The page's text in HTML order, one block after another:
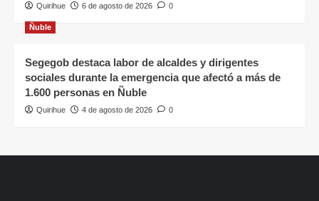
Quirihue 6 de agosto de 2026 0
Ñuble
Segegob destaca labor de alcaldes y dirigentes
sociales durante la emergencia que afectó a más de
1.600 personas en Ñuble
Quirihue 4 de agosto de 2026 0